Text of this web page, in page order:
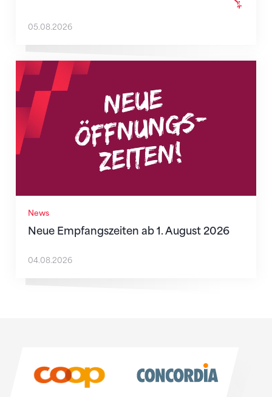
05.08.2026
News
Neue Empfangszeiten ab 1. August 2026
Neue Empfangszeiten ab 1. August 2026
04.08.2026